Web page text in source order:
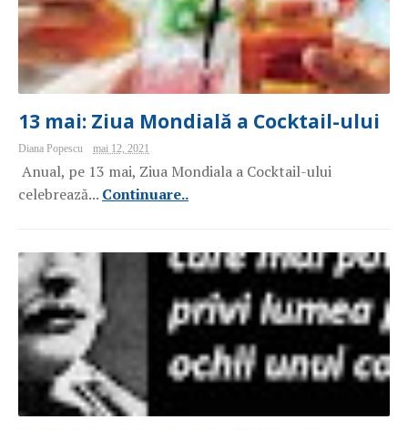
13 mai: Ziua Mondială a Cocktail-ului
Diana Popescu mai 12, 2021
Anual, pe 13 mai, Ziua Mondiala a Cocktail-ului
celebrează... Continuare..